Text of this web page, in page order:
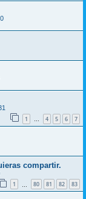
1 … 4 5 6 7
compartir.
1 80 81 82 83